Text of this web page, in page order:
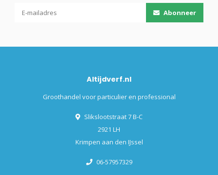
Abonneer
Altijdverf.nl
Groothandel voor particulier en professional
Slikslootstraat 7 B-C
2921 LH
Krimpen aan den IJssel
06-57957329